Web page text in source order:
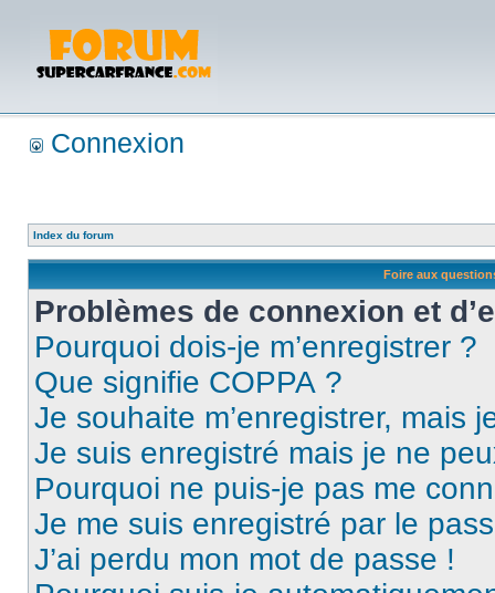
Connexion
Index du forum
Foire aux
Problèmes de connexion et
Pourquoi dois-je m’enregistrer ?
Que signifie COPPA ?
Je souhaite m’enregistrer, mais
Je suis enregistré mais je ne
Pourquoi ne puis-je pas me
Je me suis enregistré par le
J’ai perdu mon mot de passe !